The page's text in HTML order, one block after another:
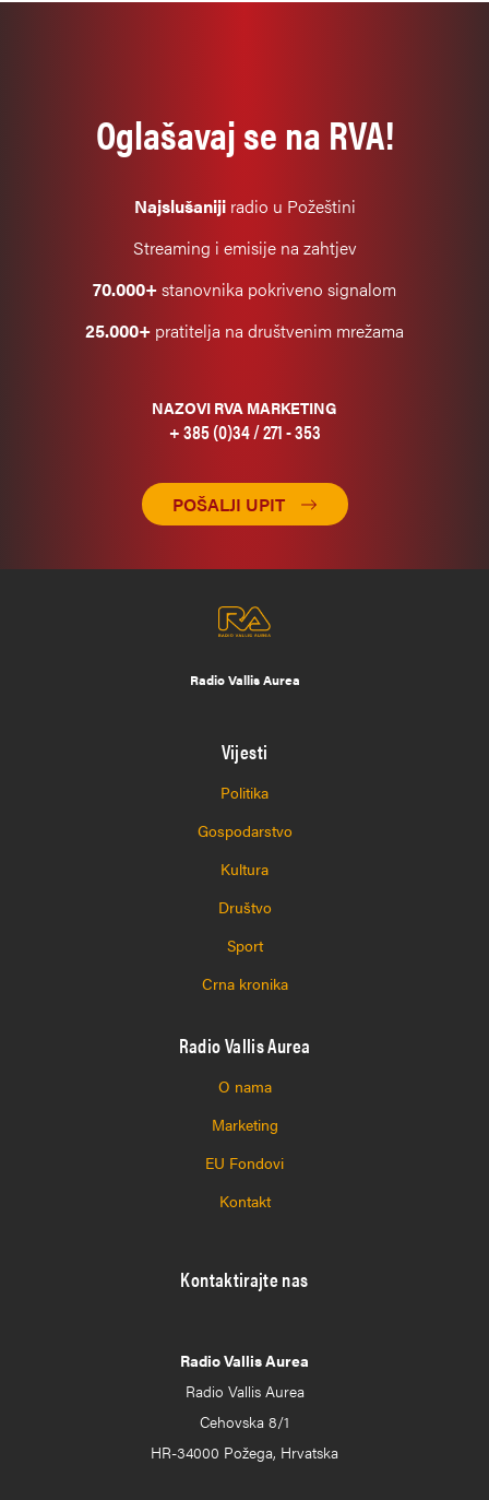
Oglašavaj se na RVA!
Najslušanijiradio u Požeštini
Streaming i emisije na zahtjev
70.000+stanovnika pokriveno signalom
25.000+ pratitelja na društvenim mrežama
NAZOVI RVA MARKETING
+ 385 (0)34 / 271 - 353
POŠALJI UPIT
Radio Vallis Aurea
Vijesti
Politika
Gospodarstvo
Kultura
Društvo
Sport
Crna kronika
Radio Vallis Aurea
O nama
Marketing
EU Fondovi
Kontakt
Kontaktirajte nas
Radio Vallis Aurea
Radio Vallis Aurea
Cehovska 8/1
HR-34000 Požega, Hrvatska